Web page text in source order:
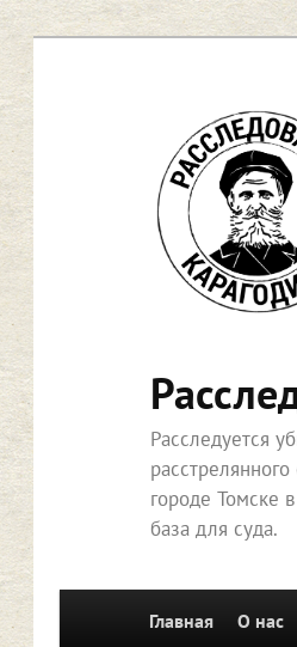
Расследуется
городе Томске
база для суда.
Перейти к
Главная О нас